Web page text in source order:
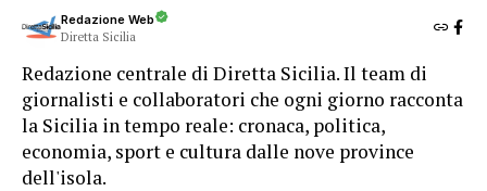
Redazione Web
Diretta Sicilia
Redazione centrale di Diretta Sicilia. Il team di
giornalisti e collaboratori che ogni giorno racconta
la Sicilia in tempo reale: cronaca, politica,
economia, sport e cultura dalle nove province
dell'isola.